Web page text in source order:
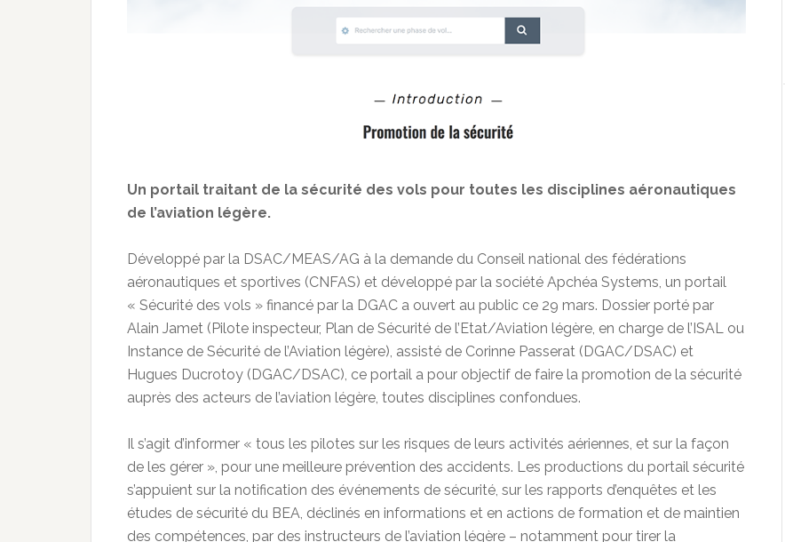
Un portail traitant de la sécurité des vols pour toutes les disciplines aéronautiques
de l’aviation légère.
Développé par la DSAC/MEAS/AG à la demande du Conseil national des fédérations
aéronautiques et sportives (CNFAS) et développé par la société Apchéa Systems, un portail
« Sécurité des vols » financé par la DGAC a ouvert au public ce 29 mars. Dossier porté par
Alain Jamet (Pilote inspecteur, Plan de Sécurité de l’Etat/Aviation légère, en charge de l’ISAL ou
Instance de Sécurité de l’Aviation légère), assisté de Corinne Passerat (DGAC/DSAC) et
Hugues Ducrotoy (DGAC/DSAC), ce portail a pour objectif de faire la promotion de la sécurité
auprès des acteurs de l’aviation légère, toutes disciplines confondues.
Il s’agit d’informer « tous les pilotes sur les risques de leurs activités aériennes, et sur la façon
de les gérer », pour une meilleure prévention des accidents. Les productions du portail sécurité
s’appuient sur la notification des événements de sécurité, sur les rapports d’enquêtes et les
études de sécurité du BEA, déclinés en informations et en actions de formation et de maintien
des compétences, par des instructeurs de l’aviation légère – notamment pour tirer la